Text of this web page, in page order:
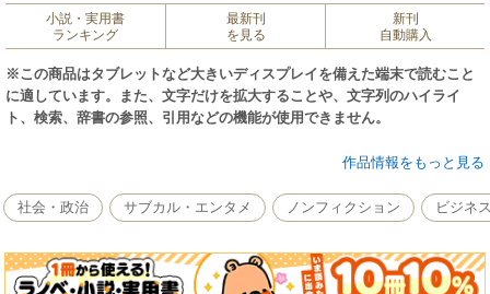
小説・実用書
ランキング
最新刊
を見る
新刊
自動購入
※この商品はタブレットなど大きいディスプレイを備えた端末で読むこと
に適しています。また、文字だけを拡大することや、文字列のハイライ
ト、検索、辞書の参照、引用などの機能が使用できません。
マンザイブーム以降のテレビ的笑いの変遷をたどり、条件反射のように笑
ッコミの応酬状況を考察し、独白であると同時に会話でもある擬似的なコ
ミュニケーションが成立する社会性をさぐる。
作品情報をもっと見る
社会・政治 サブカル・エンタメ ノンフィクション ビジネ